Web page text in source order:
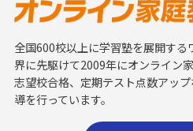
全国600校以上に学習塾を展開す
界に先駆けて2009年にオンライン
志望校合格、定期テスト点数アッ
導を行っています。